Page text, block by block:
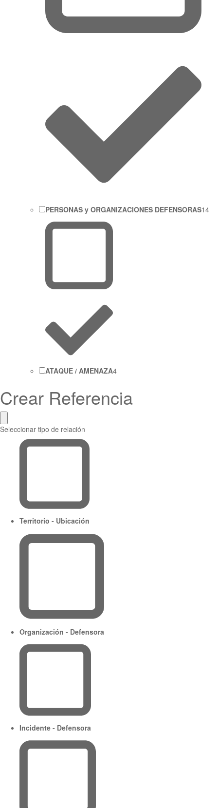
PERSONAS y ORGANIZACIONES DEFENSORAS14
ATAQUE / AMENAZA4
Crear Referencia
Seleccionar tipo de relación
Territorio - Ubicación
Organización - Defensora
Incidente - Defensora